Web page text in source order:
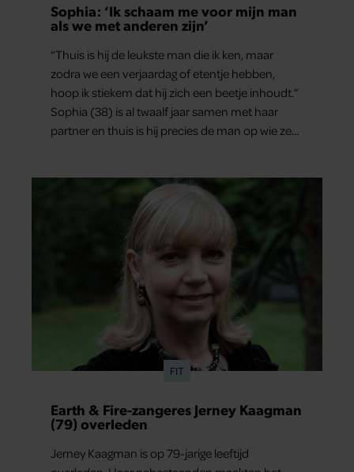
Sophia: ‘Ik schaam me voor mijn man
als we met anderen zijn’
“Thuis is hij de leukste man die ik ken, maar
zodra we een verjaardag of etentje hebben,
hoop ik stiekem dat hij zich een beetje inhoudt.”
Sophia (38) is al twaalf jaar samen met haar
partner en thuis is hij precies de man op wie ze
ze samen onder de mensen zijn.
FIT
Earth & Fire-zangeres Jerney Kaagman
(79) overleden
Jerney Kaagman is op 79-jarige leeftijd